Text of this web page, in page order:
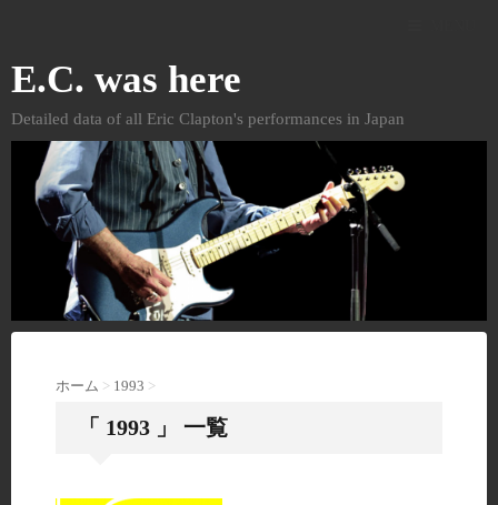
E.C. was here
Detailed data of all Eric Clapton's performances in Japan
ホーム > 1993 >
「 1993 」 一覧